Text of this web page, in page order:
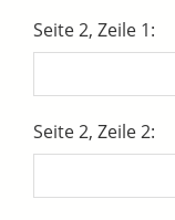
Seite 2, Zeile 1:
Seite 2, Zeile 2: